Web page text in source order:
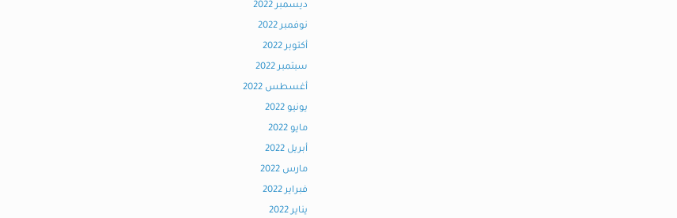
ديسمبر 2022
نوفمبر 2022
أكتوبر 2022
سبتمبر 2022
أغسطس 2022
يونيو 2022
مايو 2022
أبريل 2022
مارس 2022
فبراير 2022
يناير 2022